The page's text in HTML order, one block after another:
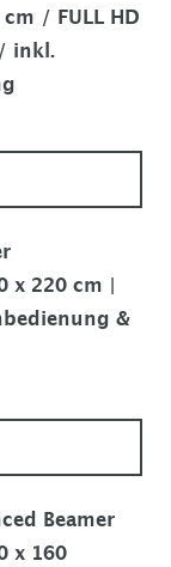
/ FULL HD
inkl.
x 220 cm |
&
Beamer
x 160